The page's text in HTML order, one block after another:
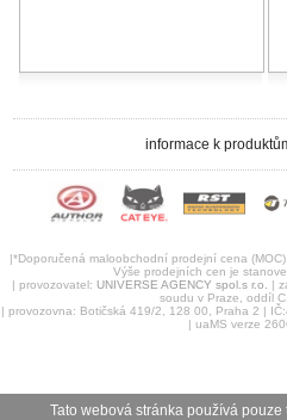
informace k
Tato webová stránka používá
|*Doporučená maloobchodní prodejní cena
Výše prodejních cen je
| provozovatel: UNIVERSE AGENCY spol.s r.o.
|
soudu v Praze, oddíl
| provozovna: Botičská 419/2, 128 00, Praha 2 |
| uaMS verze